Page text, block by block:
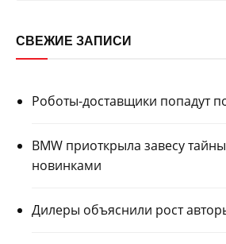
СВЕЖИЕ ЗАПИСИ
Роботы-доставщики попадут
BMW приоткрыла завесу
новинками
Дилеры объяснили рост